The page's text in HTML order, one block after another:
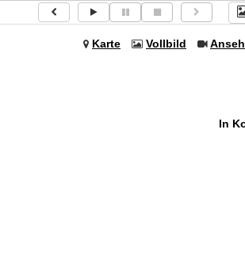
Karte Vollbild
In